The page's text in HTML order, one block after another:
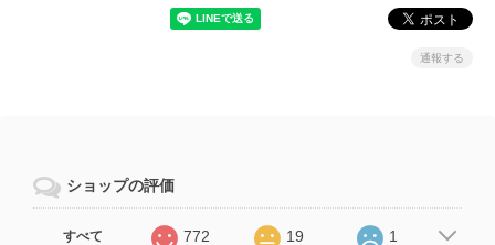
通報する
ショップの評価
すべて 772 19 1